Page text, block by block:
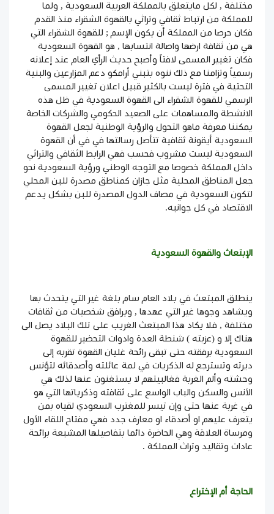
مختلفة , لكل مايتعلق بالمملكة العربية السعودية , ولما
للمملكة من ارتباط ثقافي وتراثي بالقهوة الشقراء منذ القدم
فكان حرصا من المملكة أن يكون الإسم ; للقهوة الشقراء التي
هي من ثقافة ارضها واصالة انتسابها , هو القهوة السعودية
فكان تغيير المسمى لافتاً وأصبح حديث الرأي العام عند إعلانه
رسمياً وتزامنا مع ذلك ننوه بتبني أرامكو دعم المزارعين والبنية
التحتية في فترة ليست بالكثير قبيل اعلان تغيير المسمى
الرسمي للقهوة الشقراء الى القهوة السعودية في ظل هذه
الانشطة والمساهمات على الصعيد الحكومي والشركات الخاصة
يمكننا معرفة ماهو التحول والرؤية الوطنية لجعل القهوة
السعودية أيقونة ثقافية تتأصل رسالتها في في أن القهوة
السعودية ليست مشروب فحسب فهي الرابط الثقافي والتراثي
داخل المملكة خصوصا مع التوجه الوطني ورؤية السعودية نحو
جعل المناطق المحلية مثل جازان كمناطق مصدرة للبن المحلي
لتكون السعودية في مصاف الدول المصدرة للبن بشكل يدعم
الاقتصاد في كل جوانبه.
الإبتعاث والقهوة السعودية
ينطلق المبتعث في بلاد العام سام بلغة غير التي يتحدث بها
ويشاهد وجوها غير التي عهدها , ويرافق شخصيات من ثقافات
مختلفة , فلا يكاد هذا المبتعث الغريب على تلك البلاد يصل الى
هناك إلا و (عزبته ) شنطة العدة وادوات التحضير للقهوة
السعودية برفقته حتى تبقى رائحة غليان القهوة تقربه إلى
ديرته وتسترجع له الذكريات في لمة عائلته وأصدقائه لتؤنس
وحشته وألم الغربة فغالبيتهم لا يستغنون عنها لذلك هي
الأنس والسكن والباب الواسع على ثقافته وذكرياتها التي هو
في غربة عنها حتى وإن تيسر للمغترب السعودي لقياه بمن
يتعرف عليهم او أصدقاء او معارف جدد فهي مفتاح اللقاء الأول
ومرساة العلاقة وهي الحاضرة دائما بتفاصيلها المشبعة برائحة
عادات وتقاليد وتراث المملكة .
الحاجة أم الإختراع